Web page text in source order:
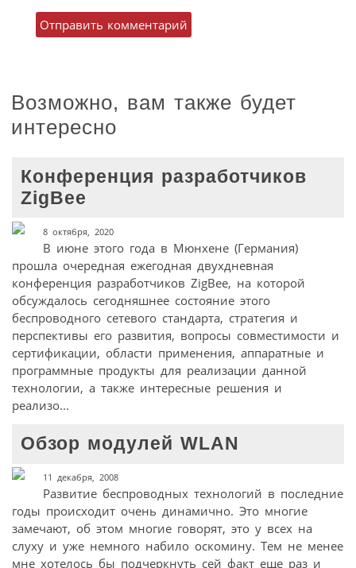
Возможно, вам также будет
интересно
Конференция разработчиков
ZigBee
8 октября, 2020
В июне этого года в Мюнхене (Германия)
прошла очередная ежегодная двухдневная
конференция разработчиков ZigBee, на которой
обсуждалось сегодняшнее состояние этого
беспроводного сетевого стандарта, стратегия и
перспективы его развития, вопросы совместимости и
сертификации, области применения, аппаратные и
программные продукты для реализации данной
технологии, а также интересные решения и
реализо...
Обзор модулей WLAN
11 декабря, 2008
Развитие беспроводных технологий в последние
годы происходит очень динамично. Это многие
замечают, об этом многие говорят, это у всех на
слуху и уже немного набило оскомину. Тем не менее
мне хотелось бы подчеркнуть сей факт еще раз и